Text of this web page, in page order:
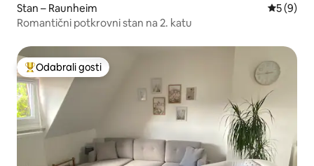
Stan – Raunheim
5 (9)
Romantični potkrovni stan na 2. katu
Među najviše rangiranima s oznakom „Odabrali gosti”
Odabrali gosti